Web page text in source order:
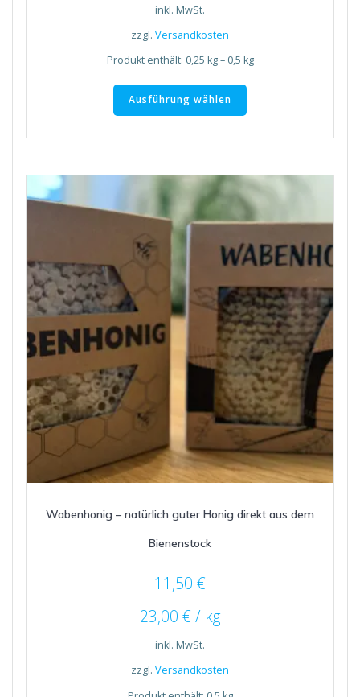
inkl. MwSt.
zzgl. Versandkosten
Produkt enthält: 0,25 kg– 0,5 kg
Ausführung wählen
Dieses
weist
mehrere
auf.
Die
Optionen
können
auf
der
gewählt
werden
Wabenhonig – natürlich guter Honig direkt aus dem
Bienenstock
11,50 €
23,00 € / kg
inkl. MwSt.
zzgl. Versandkosten